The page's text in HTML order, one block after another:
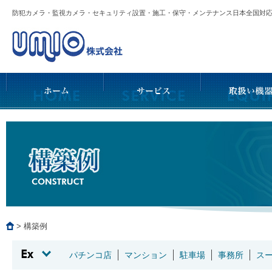
防犯カメラ・監視カメラ・セキュリティ設置・施工・保守・メンテナンス日本全国
> 構築例
パチンコ店 マンション 駐車場 事務所 ス